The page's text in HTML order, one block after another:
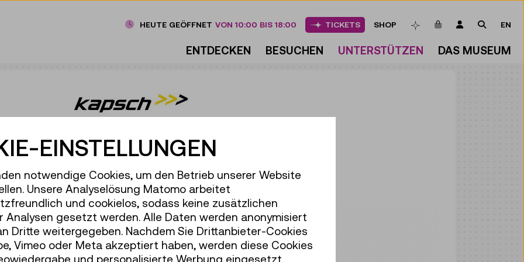
ENTDECKEN BESUCHEN UNTERSTÜTZEN DAS MUSEUM
HEUTE GEÖFFNET VON 10:00 BIS 18:00 TICKETS SHOP MERKLISTEARTIKEL IM
LOGIN SUCHE
EN
AG
Kapsch!“
stehen für 60 Jahre
EINSTELLUNGEN
notwendige Cookies, um den Betrieb unserer Website
Unsere Analyselösung Matomo arbeitet
und cookielos, sodass keine zusätzlichen
Analysen gesetzt werden. Alle Daten werden anonymisiert
Dritte weitergegeben. Nachdem Sie Drittanbieter-Cookies
Vimeo oder Meta akzeptiert haben, werden diese Cookies
und personalisierte Werbung eingesetzt.